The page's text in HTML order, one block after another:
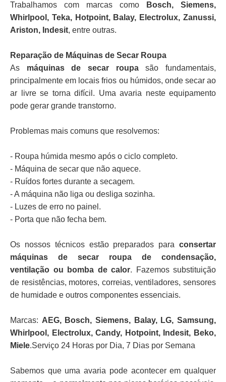
Trabalhamos com marcas como
Bosch, Siemens,
Whirlpool, Teka, Hotpoint, Balay, Electrolux, Zanussi,
Ariston, Indesit, entre outras.
Reparação de Máquinas de Secar Roupa
As máquinas de secar roupasão fundamentais,
principalmente em locais frios ou húmidos, onde secar ao
ar livre se torna difícil. Uma avaria neste equipamento
pode gerar grande transtorno.
Problemas mais comuns que resolvemos:
- Roupa húmida mesmo após o ciclo completo.
- Máquina de secar que não aquece.
- Ruídos fortes durante a secagem.
- A máquina não liga ou desliga sozinha.
- Luzes de erro no painel.
- Porta que não fecha bem.
Os nossos técnicos estão preparados para consertar
máquinas de secar roupa de condensação,
ventilação ou bomba de calor. Fazemos substituição
de resistências, motores, correias, ventiladores, sensores
de humidade e outros componentes essenciais.
Marcas: AEG, Bosch, Siemens, Balay, LG, Samsung,
Whirlpool, Electrolux, Candy, Hotpoint, Indesit, Beko,
Miele.Serviço 24 Horas por Dia, 7 Dias por Semana
Sabemos que uma avaria pode acontecer em qualquer